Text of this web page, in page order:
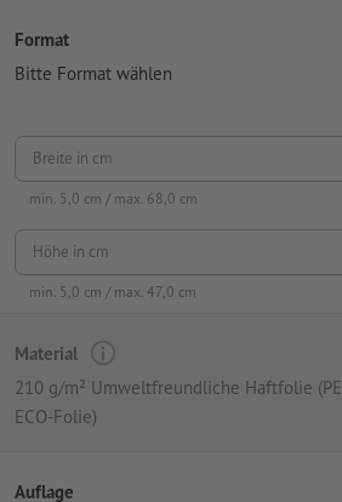
Format
Bitte Format wählen
Breite in cm
min. 5,0 cm / max. 68,0 cm
Höhe in cm
min. 5,0 cm / max. 47,0 cm
Material
210 g/m² Umweltfreundliche Haftfolie (PE
ECO-Folie)
Auflage